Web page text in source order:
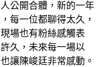
每一位都聊得太久，
場也有粉絲感觸表
久，未來每一場以
讓陳峻廷非常感動。